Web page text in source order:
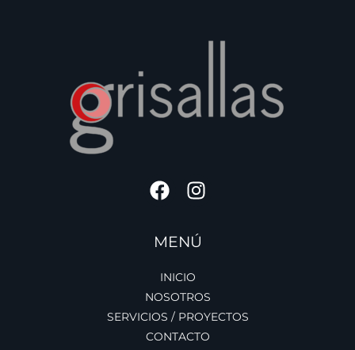
MENÚ
INICIO
NOSOTROS
SERVICIOS / PROYECTOS
CONTACTO